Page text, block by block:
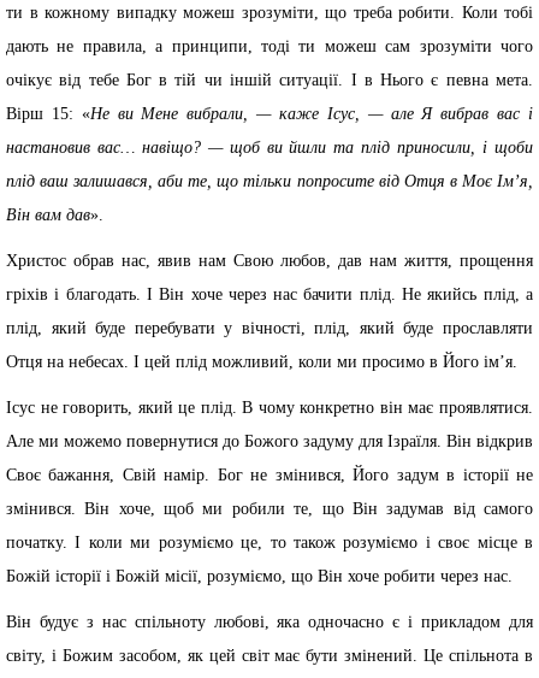
ти в кожному випадку можеш зрозуміти, що треба робити. Коли тобі
дають не правила, а принципи, тоді ти можеш сам зрозуміти чого
очікує від тебе Бог в тій чи іншій ситуації. І в Нього є певна мета.
Вірш 15: «Не ви Мене вибрали, — каже Ісус, — але Я вибрав вас і
настановив вас… навіщо? — щоб ви йшли та плід приносили, і щоби
плід ваш залишався, аби те, що тільки попросите від Отця в Моє Ім’я,
Він вам дав».
Христос обрав нас, явив нам Свою любов, дав нам життя, прощення
гріхів і благодать. І Він хоче через нас бачити плід. Не якийсь плід, а
плід, який буде перебувати у вічності, плід, який буде прославляти
Отця на небесах. І цей плід можливий, коли ми просимо в Його імʼя.
Ісус не говорить, який це плід. В чому конкретно він має проявлятися.
Але ми можемо повернутися до Божого задуму для Ізраїля. Він відкрив
Своє бажання, Свій намір. Бог не змінився, Його задум в історії не
змінився. Він хоче, щоб ми робили те, що Він задумав від самого
початку. І коли ми розуміємо це, то також розуміємо і своє місце в
Божій історії і Божій місії, розуміємо, що Він хоче робити через нас.
Він будує з нас спільноту любові, яка одночасно є і прикладом для
світу, і Божим засобом, як цей світ має бути змінений. Це спільнота в